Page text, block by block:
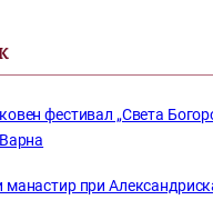
фестивал „Света
при